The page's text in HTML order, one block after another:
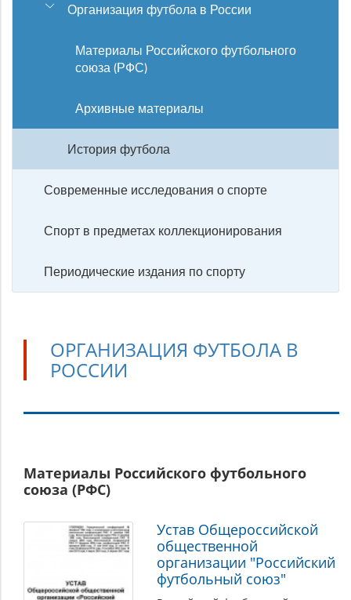
Организация футбола в России
Материалы Российского футбольного
союза (РФС)
Архивные материалы
История футбола
Современные исследования о спорте
Спорт в предметах коллекционирования
Периодические издания по спорту
ОРГАНИЗАЦИЯ ФУТБОЛА В
РОССИИ
футбола
в
России
Материалы Российского футбольного
союза (РФС)
Устав Общероссийской
общественной
организации "Российский
футбольный союз"